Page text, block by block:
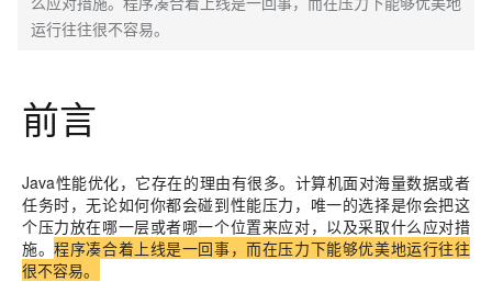
运行往往很不容易。
前言
Java性能优化，它存在的理由有很多。计算机面对海量数据或者
任务时，无论如何你都会碰到性能压力，唯一的选择是你会把这
个压力放在哪一层或者哪一个位置来应对，以及采取什么应对措
施。程序凑合着上线是一回事，而在压力下能够优美地运行往往
很不容易。